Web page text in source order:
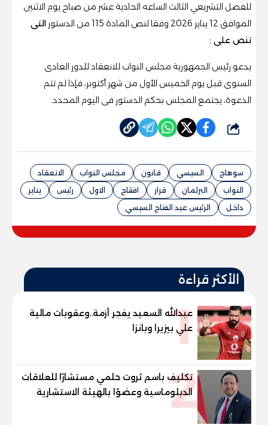
للفصل التشريعي الثالث الساعه الحادية عشر من صباح يوم الاثنين
الموافق 12 يناير 2026 وفقا لنص المادة 115 من الدستور
التى
تنص على :
يدعو رئيس الجمهورية مجلس النواب للانعقاد للدور العادى
السنوى قبل يوم الخميس الأول من شهر أكتوبر، فإذا لم تتم
الدعوة، يجتمع المجلس بحكم الدستور فى اليوم المحدد.
شارك
سوهاج السيسي قانون مجلس النواب
الانعقاد
النواب
البرلمان قرار افتتاح الاول رئيس
يناير
داخل
الرئيس عبد الفتاح السيسي
الأكثر قراءة
1
عبدالله السعيد يفجر أزمة..وعقوبات مالية
علي بيزيرا وبانزا
2
تكليف باسم ثروت حلمي مستشارًا للعلاقات
الدبلوماسية وعضوًا بالهيئة الاستشارية
العليا لمنظمة «جاد جمينت يوإن»